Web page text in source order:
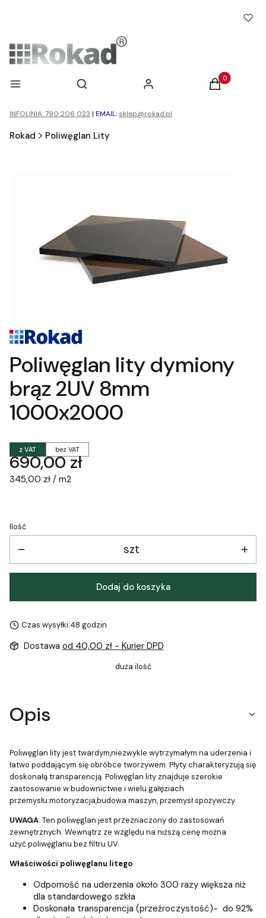
Menu Otwórz wyszukiwarkę
Szukaj Zaloguj się Produkty w
Koszyk
INFOLINIA: 790 206 023 | EMAIL: sklep@rokad.pl
Rokad Poliwęglan Lity
Poliwęglan lity dymiony
brąz 2UV 8mm
1000x2000
z VAT bez VAT
Cena
690,00 zł
345,00 zł / m2
Ilość
szt
Dodaj do koszyka
Czas wysyłki:48 godzin
Dostawa od 40,00 zł - Kurier DPD
duża ilość
Opis
Poliwęglan lity jest twardym,niezwykle wytrzymałym na uderzenia i
łatwo poddającym się obróbce tworzywem. Płyty charakteryzują się
doskonałą transparencją. Poliwęglan lity znajduje szerokie
zastosowanie w budownictwie i wielu gałęziach
przemysłu:motoryzacja,budowa maszyn, przemysł spożywczy.
UWAGA: Ten poliwęglan jest przeznaczony do zastosowań
zewnętrznych. Wewnątrz ze względu na niższą cenę można
użyć poliwęglanu bez filtru UV.
Właściwości poliwęglanu litego
Odporność na uderzenia około 300 razy większa niż
dla standardowego szkła
Doskonała transparencja (przeźroczystość)- do 92%